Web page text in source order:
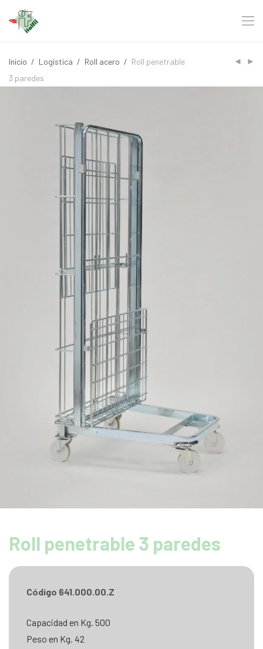
Inicio / Logística / Roll acero / Roll penetrable
3 paredes
Roll penetrable 3 paredes
Código 641.000.00.Z
Capacidad en Kg. 500
Peso en Kg. 42